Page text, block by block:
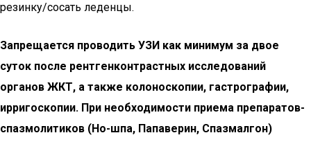
резинку/сосать леденцы.
Запрещается проводить УЗИ как минимум за двое
суток после рентгенконтрастных исследований
органов ЖКТ, а также колоноскопии, гастрографии,
ирригоскопии. При необходимости приема препаратов-
спазмолитиков (Но-шпа, Папаверин, Спазмалгон)